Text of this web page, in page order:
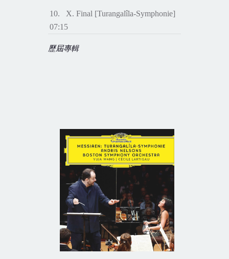
10. X. Final [Turangalîla-Symphonie]
07:15
歷屆專輯